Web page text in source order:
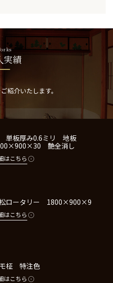
実績
紹介いたします。
単板厚み0.6ミリ 地板
艶全消し
はこちら
ロータリー 1800×900×9
はこちら
柾 特注色
はこちら